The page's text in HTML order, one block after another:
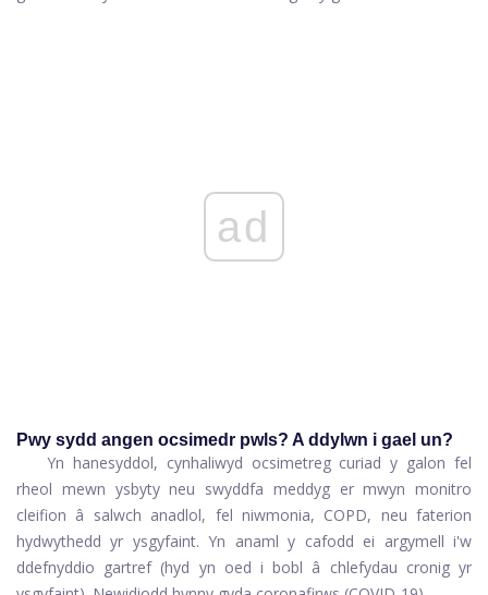
ad
Pwy sydd angen ocsimedr pwls? A ddylwn i gael un?
Yn hanesyddol, cynhaliwyd ocsimetreg curiad y galon fel
rheol mewn ysbyty neu swyddfa meddyg er mwyn monitro
cleifion â salwch anadlol, fel niwmonia, COPD, neu faterion
hydwythedd yr ysgyfaint. Yn anaml y cafodd ei argymell i'w
ddefnyddio gartref (hyd yn oed i bobl â chlefydau cronig yr